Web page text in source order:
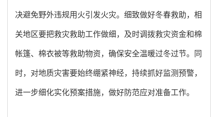
决避免野外违规用火引发火灾。细致做好冬春救助，相
关地区要把救灾救助工作做细，及时调拨救灾资金和棉
帐篷、棉衣被等救助物资，确保安全温暖过冬过节。同
时，对地质灾害要始终绷紧神经，持续抓好监测预警，
进一步细化实化预案措施，做好防范应对准备工作。